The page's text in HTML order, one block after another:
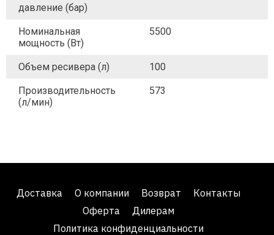
давление (бар)
Номинальная
мощность (Вт)
5500
Объем ресивера (л) 100
Производительность
(л/мин)
573
Доставка О компании Возврат
Контакты
Оферта
Дилерам
Политика конфиденциальности